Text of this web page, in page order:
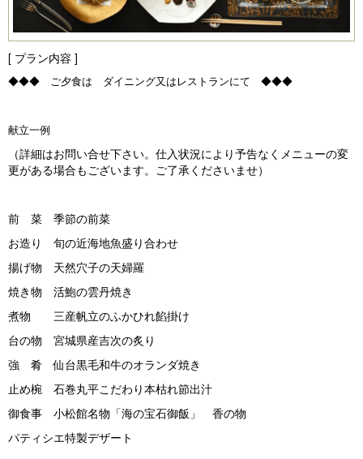
[ プラン内容 ]
◆◆◆ ご夕食は ダイニング又はレストランにて ◆◆◆
献立一例
（詳細はお問い合せ下さい。仕入状況により予告なくメニューの変
更がある場合もございます。ご了承くださいませ）
前 菜 季節の前菜
お造り 旬の近海地魚盛り合わせ
揚げ物 天然穴子の天婦羅
焼き物 活鮑の雲丹焼き
煮物 三産帆立のふかひれ餡掛け
台の物 宮城県産吉次の炙り
強 肴 仙台黒毛和牛のオランダ焼き
止め椀 石巻丸平こだわり本枯れ節出汁
御食事 小松館名物「海の宝石御飯」 香の物
パティシエ特製デザート